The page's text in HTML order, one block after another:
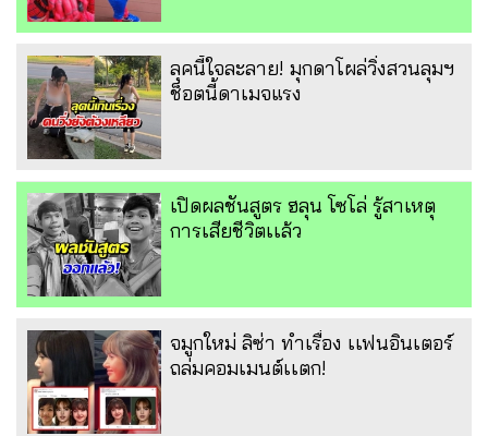
ลุคนี้ใจละลาย! มุกดาโผล่วิ่งสวนลุมฯ
ช็อตนี้ดาเมจแรง
เปิดผลชันสูตร ฮลุน โซโล่ รู้สาเหตุ
การเสียชีวิตเเล้ว
จมูกใหม่ ลิซ่า ทำเรื่อง เเฟนอินเตอร์
ถล่มคอมเมนต์เเตก!